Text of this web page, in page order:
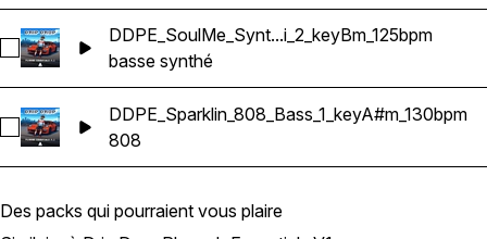
Sélectionnez
DDPE_SoulMe_Synt...i_2_keyBm_125bpm
basse synthé
Sélectionnez DDPE_Sparklin_808_Bass_1_keyA#m_130bpm
DDPE_Sparklin_808_Bass_1_keyA#m_130bpm
808
Des packs qui pourraient vous plaire